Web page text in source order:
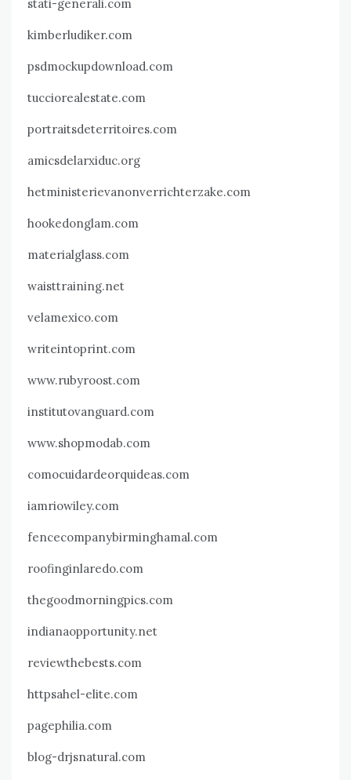
stati-generali.com
kimberludiker.com
psdmockupdownload.com
tucciorealestate.com
portraitsdeterritoires.com
amicsdelarxiduc.org
hetministerievanonverrichterzake.com
hookedonglam.com
materialglass.com
waisttraining.net
velamexico.com
writeintoprint.com
www.rubyroost.com
institutovanguard.com
www.shopmodab.com
comocuidardeorquideas.com
iamriowiley.com
fencecompanybirminghamal.com
roofinginlaredo.com
thegoodmorningpics.com
indianaopportunity.net
reviewthebests.com
httpsahel-elite.com
pagephilia.com
blog-drjsnatural.com